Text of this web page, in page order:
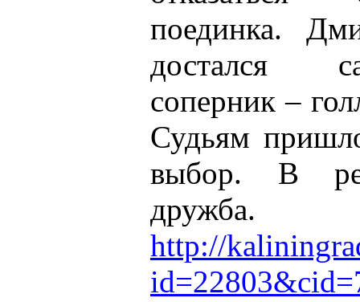
поединка.
достался
соперник –
Судьям
выбор. В
дружба.
http://